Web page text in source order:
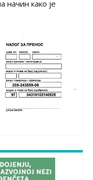
начин како је